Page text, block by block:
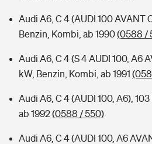
Audi A6, C 4 (AUDI 100 AVANT
Benzin, Kombi, ab 1990(0588 /
Audi A6, C 4 (S 4 AUDI 100, A6
kW, Benzin, Kombi, ab 1991
Audi A6, C 4 (AUDI 100, A6),
ab 1992(0588 / 550)
Audi A6, C 4 (AUDI 100, A6